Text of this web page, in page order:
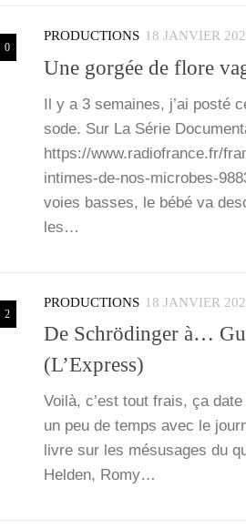
0
PRODUCTIONS 18 JANVIER
Une gorgée de flore
Il y a 3 semaines, j’ai pos­té
sode. Sur La Série
https://www.radiofrance.fr/
intimes-de-nos-microbes-
voies basses, le bébé va
les…
2
PRODUCTIONS 18 JANVIER
De Schrödinger à…
(L’Express)
Voi­là, c’est tout frais, ça date
un peu de temps avec le
livre sur les més­usages du
Hel­den, Romy…